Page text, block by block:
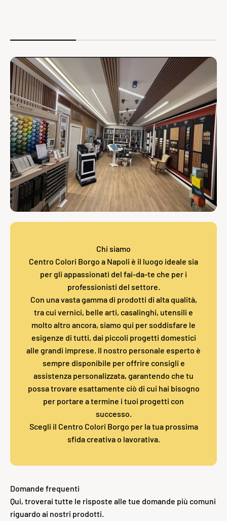
Chi siamo
Centro Colori Borgo a Napoli è il luogo ideale sia
per gli appassionati del fai-da-te che per i
professionisti del settore.
Con una vasta gamma di prodotti di alta qualità,
tra cui vernici, belle arti, casalinghi, utensili e
molto altro ancora, siamo qui per soddisfare le
esigenze di tutti, dai piccoli progetti domestici
alle grandi imprese. Il nostro personale esperto è
sempre disponibile per offrire consigli e
assistenza personalizzata, garantendo che tu
possa trovare esattamente ciò di cui hai bisogno
per portare a termine i tuoi progetti con
successo.
Scegli il Centro Colori Borgo per la tua prossima
sfida creativa o lavorativa.
Domande frequenti
Qui, troverai tutte le risposte alle tue domande più comuni
riguardo ai nostri prodotti.